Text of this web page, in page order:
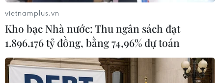
Theo dõi VietnamPlus
vietnamplus.vn
Kho bạc Nhà nước: Thu ngân sách đạt
1.896.176 tỷ đồng, bằng 74,96% dự toán